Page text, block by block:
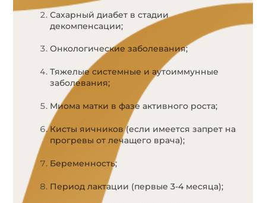
Сахарный диабет в стадии
декомпенсации;
Онкологические заболевания;
Тяжелые системные и аутоиммунные
заболевания;
Миома матки в фазе активного роста;
Кисты яичников (если имеется запрет на
прогревы от лечащего врача);
Беременность;
Период лактации (первые 3-4 месяца);